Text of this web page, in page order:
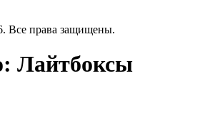
Все права защищены.
Лайтбоксы